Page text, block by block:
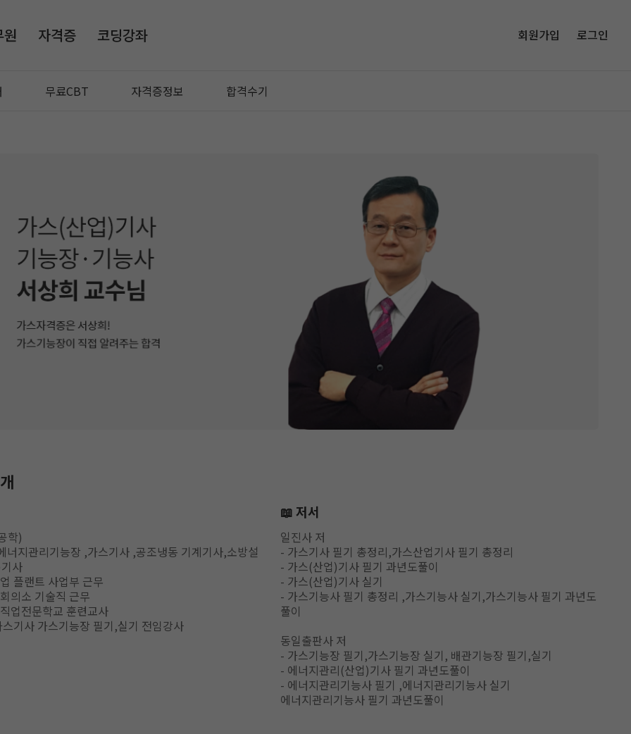
원 자격증 코딩강좌 회원가입 로그인
무료CBT 자격증정보 합격수기
학)
너지관리기능장 ,가스기사 ,공조냉동 기계기사,소방설
사
플랜트 사업부 근무
의소 기술직 근무
업전문학교 훈련교사
기사 가스기능장 필기,실기 전임강사
📖 저서
일진사 저
- 가스기사 필기 총정리,가스산업기사 필기 총정리
- 가스(산업)기사 필기 과년도풀이
- 가스(산업)기사 실기
- 가스기능사 필기 총정리 ,가스기능사 실기,가스기능사 필기 과년도
풀이
동일출판사 저
- 가스기능장 필기,가스기능장 실기, 배관기능장 필기,실기
- 에너지관리(산업)기사 필기 과년도풀이
- 에너지관리기능사 필기 ,에너지관리기능사 실기
에너지관리기능사 필기 과년도풀이